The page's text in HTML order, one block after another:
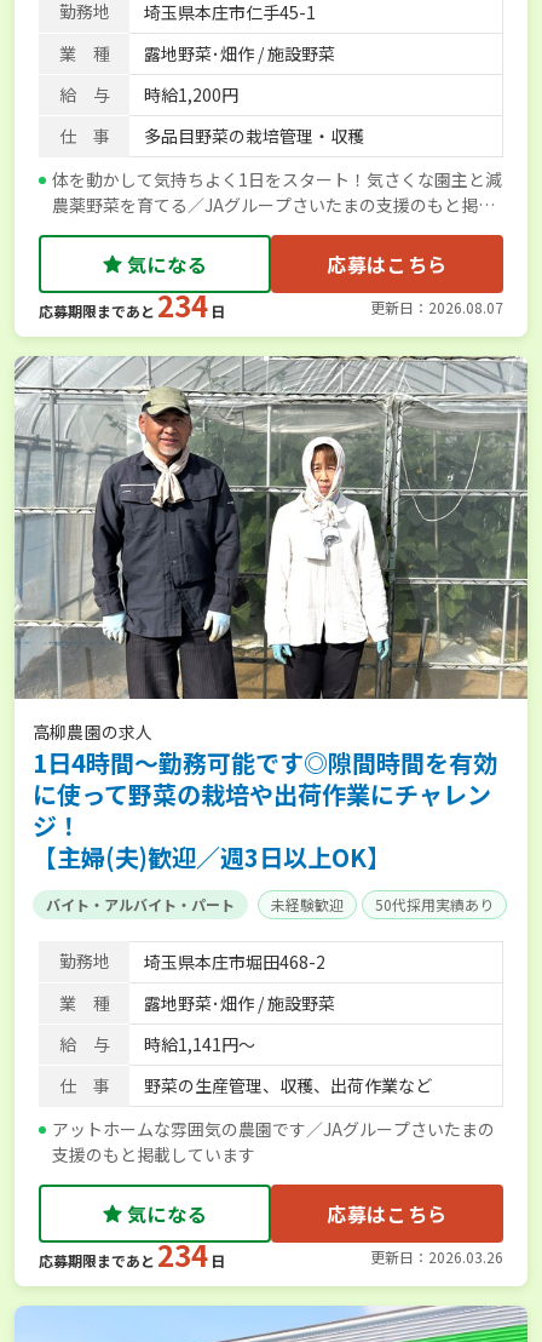
勤務地
埼玉県本庄市仁手45-1
業 種
露地野菜･畑作 / 施設野菜
給 与
時給1,200円
仕 事
多品目野菜の栽培管理・収穫
体を動かして気持ちよく1日をスタート！気さくな園主と減
農薬野菜を育てる／JAグループさいたまの支援のもと掲載
しています
気になる 応募はこちら
応募期限まであと 234 日 更新日：2026.08.07
高柳農園の求人
1日4時間～勤務可能です◎隙間時間を有効
に使って野菜の栽培や出荷作業にチャレン
ジ！
【主婦(夫)歓迎／週3日以上OK】
バイト・アルバイト・パート 未経験歓迎 50代採用実績あり
勤務地
埼玉県本庄市堀田468-2
業 種
露地野菜･畑作 / 施設野菜
給 与
時給1,141円～
仕 事
野菜の生産管理、収穫、出荷作業など
アットホームな雰囲気の農園です／JAグループさいたまの
支援のもと掲載しています
気になる 応募はこちら
応募期限まであと 234 日 更新日：2026.03.26